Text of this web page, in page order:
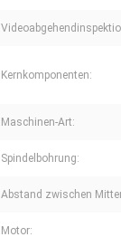
Kernkomponenten:
Maschinen-Art:
Spindelbohrung:
Abstand zwischen
Motor: